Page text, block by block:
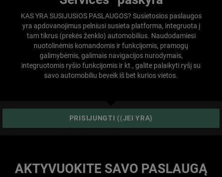
KAS YRA SUSIJUSIOS PASLAUGOS? Susietosios paslaugos
yra apdovanojimus pelniusi susieta platforma, integruota į
tam tikrus (prekės ženklo) automobilius. Naudodamiesi
nuotolinėmis komandomis ir funkcijomis, pramogų
galimybėmis, galimais navigacijos nurodymais,
integruotomis ryšio funkcijomis ir kt., galite palaikyti ryšį su
savo automobiliu beveik iš bet kurios vietos.
PRISIJUNGTI ((JEI YRA)
AKTYVUOKITE SAVO PASLAUGĄ